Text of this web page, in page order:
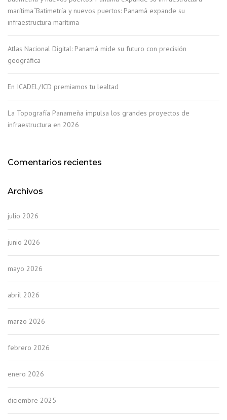
marítima“Batimetría y nuevos puertos: Panamá expande su
infraestructura marítima
Atlas Nacional Digital: Panamá mide su futuro con precisión
geográfica
En ICADEL/ICD premiamos tu lealtad
La Topografía Panameña impulsa los grandes proyectos de
infraestructura en 2026
Comentarios recientes
Archivos
julio 2026
junio 2026
mayo 2026
abril 2026
marzo 2026
febrero 2026
enero 2026
diciembre 2025